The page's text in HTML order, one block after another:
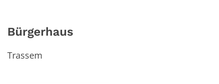
Bürgerhaus
Trassem